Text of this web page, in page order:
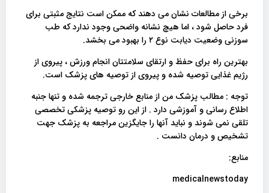
برخی از مطالعات نشان می دهند که ممکن است نتایج مثبتی برای
فرد حاصل شود ، اما هیچ نشانه واضحی وجود ندارد که طب
سوزنی وضعیت دیابت نوع ۲ را بهبود می بخشد.
بهترین راه برای حفظ و ارتقای سلامتتان انجام ورزش ، پیروی از
رژیم غذایی توصیه شده و پیروی از توصیه های پزشک است.
توجه : مطالب پزشک من از منابع خارجی ترجمه شده و تنها جنبه
اطلاع رسانی و آموزشی دارد . از این رو توصیه پزشکی تخصصی
تلقی نمی شوند و نباید آنها را جایگزین مراجعه به پزشک جهت
تشخیص و درمان دانست .
منابع:
medicalnewstoday